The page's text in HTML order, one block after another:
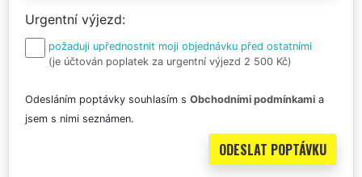
Urgentní výjezd
požaduji upřednostnit moji objednávku před ostatními
(je účtován poplatek za urgentní výjezd 2 500 Kč)
Odesláním poptávky souhlasím s Obchodními podmínkami a
jsem s nimi seznámen.